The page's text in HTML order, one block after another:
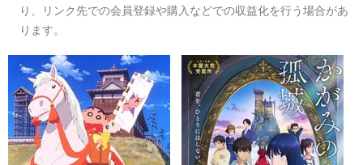
り、リンク先での会員登録や購入などでの収益化を行う場合があ
ります。